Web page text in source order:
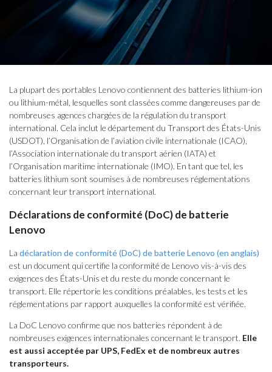
La plupart des portables Lenovo contiennent des batteries lithium-ion
ou lithium-métal, lesquelles sont classées comme dangereuses par de
nombreuses agences chargées de la régulation du transport
international. Cela inclut le département du Transport des États-Unis
(USDOT), l’Organisation de l’aviation civile internationale (ICAO),
l’Association internationale du transport aérien (IATA) et
l’Organisation maritime internationale (IMO). En tant que tel, les
batteries lithium sont soumises à de nombreuses réglementations
concernant leur transport international.
Déclarations de conformité (DoC) de batterie
Lenovo
La déclaration de conformité (DoC) de batterie Lenovo (en anglais)
est un document qui certifie la conformité de Lenovo vis-à-vis des
exigences des États-Unis et du reste du monde concernant le
transport. Elle répertorie les conditions préalables, les tests et les
réglementations par rapport auxquelles la conformité est vérifiée.
La DoC Lenovo confirme que nos batteries répondent à de
nombreuses exigences internationales concernant le transport. Elle
est aussi acceptée par UPS, FedEx et de nombreux autres
transporteurs.